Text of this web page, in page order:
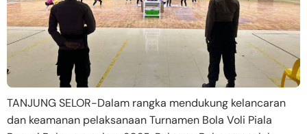
TANJUNG SELOR-Dalam rangka mendukung kelancaran
dan keamanan pelaksanaan Turnamen Bola Voli Piala